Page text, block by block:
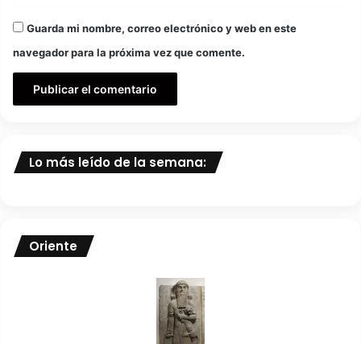
Guarda mi nombre, correo electrónico y web en este
navegador para la próxima vez que comente.
Lo más leído de la semana:
Oriente